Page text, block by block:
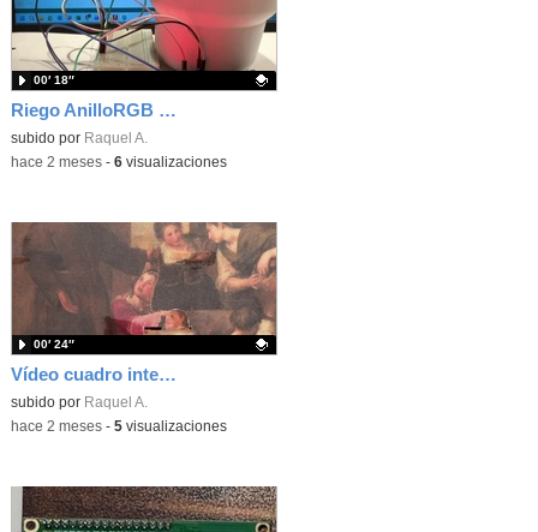
Riego AnilloRGB con Arduino
Contenido educativo.
subido por Raquel A.
00′ 18″
-hace 2 meses- 6visualizaciones
Vídeo cuadro interactivo San Isidro
Contenido educativo.
subido por Raquel A.
00′ 24″
-hace 2 meses- 5visualizaciones